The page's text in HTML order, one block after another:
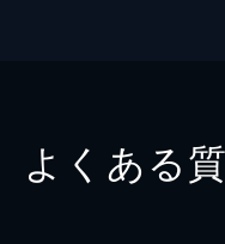
よくある